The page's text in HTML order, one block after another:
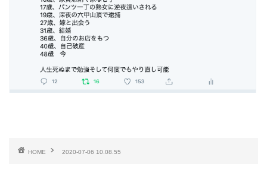
HOME 2020-07-06 10.08.55